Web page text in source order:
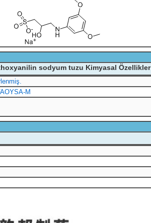
sodyum tuzu Kimyasal Özellikler
M